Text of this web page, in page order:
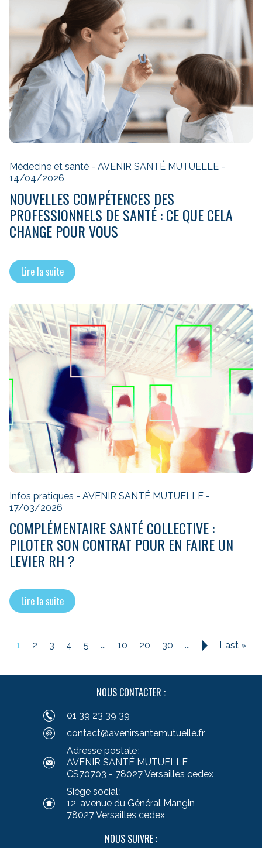
Médecine et santé - AVENIR SANTÉ MUTUELLE -
14/04/2026
NOUVELLES COMPÉTENCES DES
PROFESSIONNELS DE SANTÉ : CE QUE CELA
CHANGE POUR VOUS
Lire la suite
Infos pratiques - AVENIR SANTÉ MUTUELLE -
17/03/2026
COMPLÉMENTAIRE SANTÉ COLLECTIVE :
PILOTER SON CONTRAT POUR EN FAIRE UN
LEVIER RH ?
Lire la suite
1 2 3 4 5 ... 10 20 30
...
Last »
NOUS CONTACTER :
01 39 23 39 39
contact@avenirsantemutuelle.fr
Adresse postale :
AVENIR SANTÉ MUTUELLE
CS70703 - 78027 Versailles cedex
Siège social :
12, avenue du Général Mangin
78027 Versailles cedex
NOUS SUIVRE :